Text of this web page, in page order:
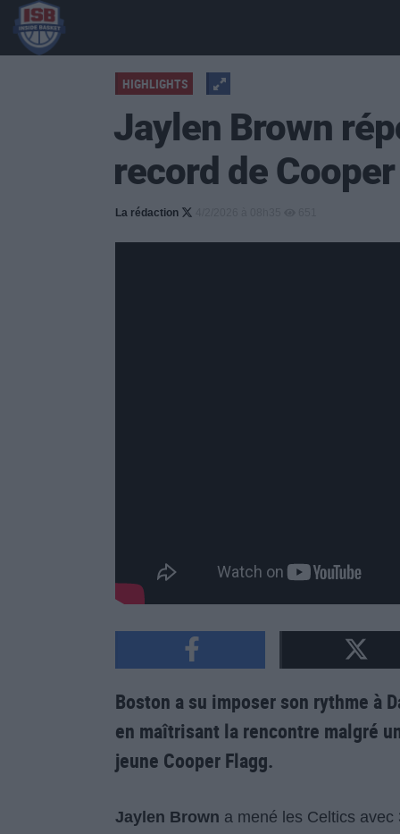
HIGHLIGHTS
Jaylen Brown
record de
La rédaction
Boston a su imposer son rythme à
en maîtrisant la rencontre malgré
jeune Cooper Flagg.
Jaylen Brown a mené les Celtics